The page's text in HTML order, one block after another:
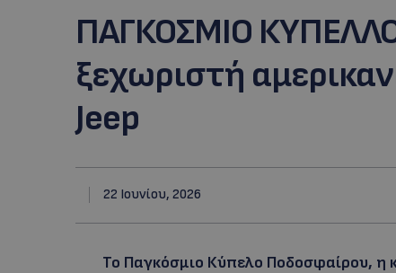
ΠΑΓΚΟΣΜΙΟ
ξεχωριστή
Jeep
22 Ιουνίου, 2026
To Παγκόσμιο Κύπελο Ποδοσφαίρου, η